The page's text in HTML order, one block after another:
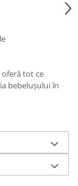
tot ce
bebelușului în